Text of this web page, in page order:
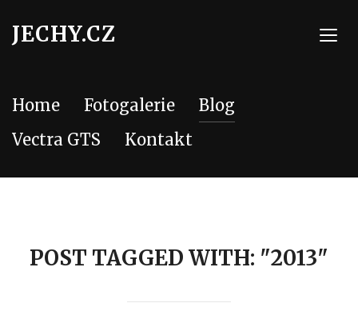
JECHY.CZ
Home Fotogalerie
Blog
Vectra GTS
Kontakt
POST TAGGED WITH: "2013"